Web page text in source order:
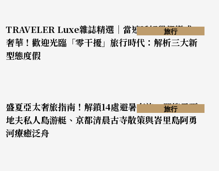
TRAVELER Luxe雜誌精選｜當連睡好覺都變成
奢華！歡迎光臨「零干擾」旅行時代：解析三大新
型態度假
旅行
盛夏亞太奢旅指南！解鎖14處避暑奢旅，開箱馬爾
地夫私人島游艇、京都清晨古寺散策與峇里島阿勇
河療癒泛舟
旅行